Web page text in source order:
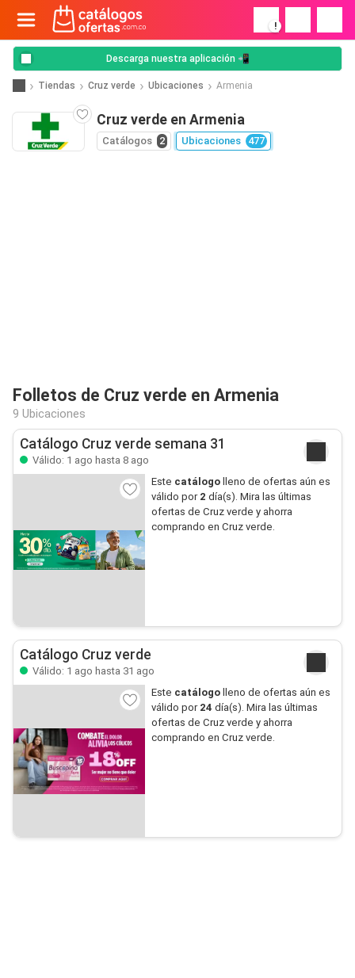
!
Descarga nuestra aplicación 📲
Tiendas Cruz verde Ubicaciones Armenia
Cruz verde en Armenia
Catálogos 2 Ubicaciones 477
Folletos de Cruz verde en Armenia
9 Ubicaciones
Catálogo Cruz verde semana 31
Válido: 1 ago hasta 8 ago
Este catálogolleno de ofertas aún es
válido por 2 día(s). Mira las últimas
ofertas de Cruz verde y ahorra
comprando en Cruz verde.
Catálogo Cruz verde
Válido: 1 ago hasta 31 ago
Este catálogolleno de ofertas aún es
válido por 24 día(s). Mira las últimas
ofertas de Cruz verde y ahorra
comprando en Cruz verde.